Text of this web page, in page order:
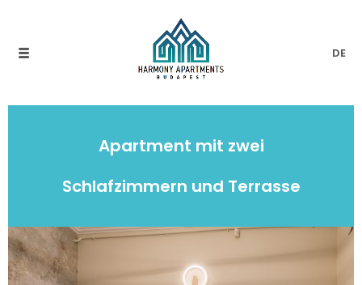
DE
Apartment mit zwei
Schlafzimmern und Terrasse